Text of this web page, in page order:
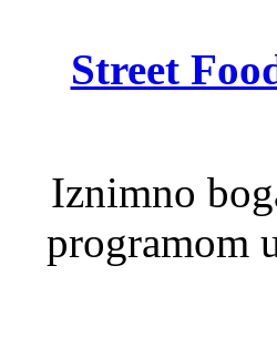
Street
Iznimno
programom